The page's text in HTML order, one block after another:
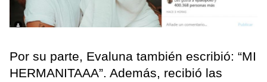
Por su parte, Evaluna también escribió: “MI
HERMANITAAA”. Además, recibió las